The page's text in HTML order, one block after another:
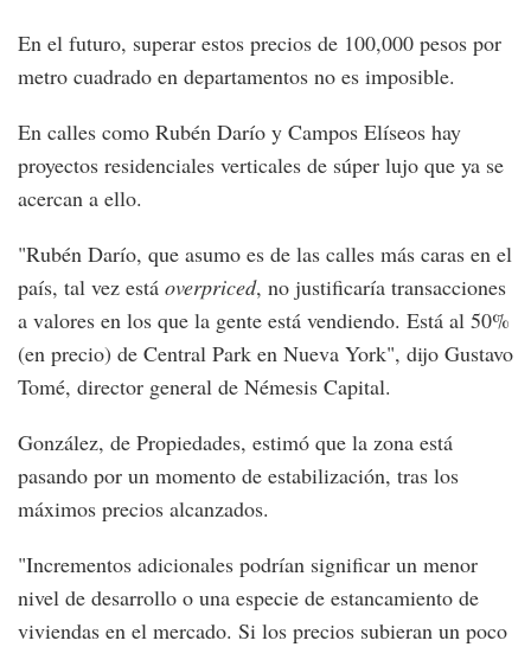
En el futuro, superar estos precios de 100,000 pesos por
metro cuadrado en departamentos no es imposible.
En calles como Rubén Darío y Campos Elíseos hay
proyectos residenciales verticales de súper lujo que ya se
acercan a ello.
"Rubén Darío, que asumo es de las calles más caras en el
país, tal vez está overpriced, no justificaría transacciones
a valores en los que la gente está vendiendo. Está al 50%
(en precio) de Central Park en Nueva York", dijo Gustavo
Tomé, director general de Némesis Capital.
González, de Propiedades, estimó que la zona está
pasando por un momento de estabilización, tras los
máximos precios alcanzados.
"Incrementos adicionales podrían significar un menor
nivel de desarrollo o una especie de estancamiento de
viviendas en el mercado. Si los precios subieran un poco